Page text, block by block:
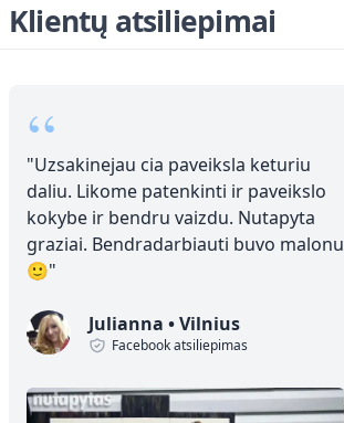
Klientų atsiliepimai
“
"Uzsakinejau cia paveiksla keturiu
daliu. Likome patenkinti ir paveikslo
kokybe ir bendru vaizdu. Nutapyta
graziai. Bendradarbiauti buvo malonu
🙂"
Julianna •Vilnius
Facebook atsiliepimas